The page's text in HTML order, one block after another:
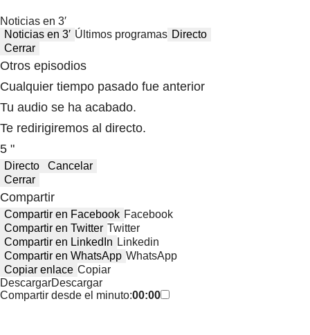
Noticias en 3′
Noticias en 3′ Últimos programas Directo
Cerrar
Otros episodios
Cualquier tiempo pasado fue anterior
Tu audio se ha acabado.
Te redirigiremos al directo.
5 "
Directo
Cancelar
Cerrar
Compartir
Compartir en Facebook Facebook
Compartir en Twitter Twitter
Compartir en LinkedIn Linkedin
Compartir en WhatsApp WhatsApp
Copiar enlace Copiar
DescargarDescargar
Compartir desde el minuto:00:00